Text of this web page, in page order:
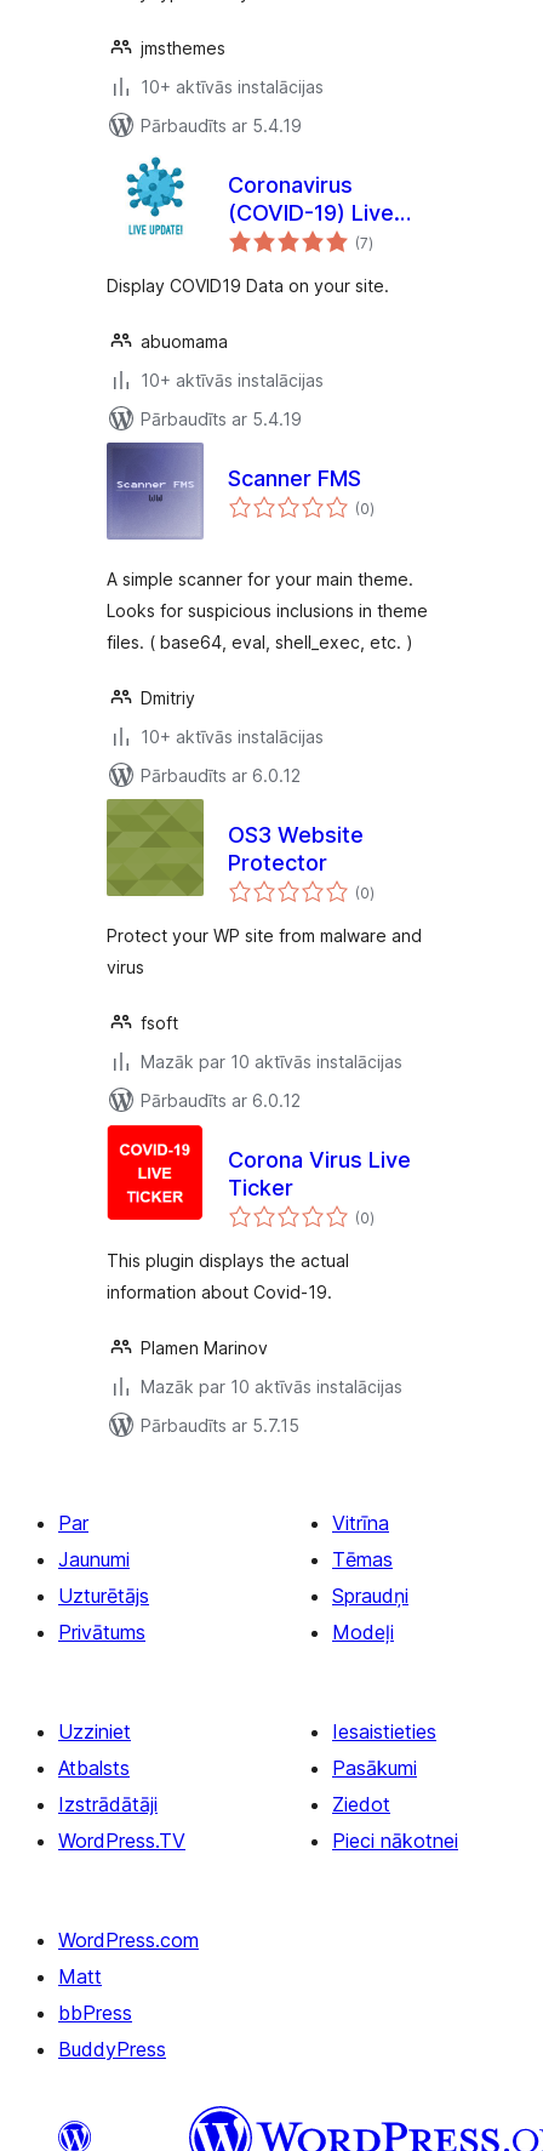
jmsthemes
10+ aktīvās instalācijas
Pārbaudīts ar 5.4.19
Coronavirus
(COVID-19) Live
Update Popup
(7vērtējumu
kopsumma
)
Display COVID19 Data on your site.
abuomama
10+ aktīvās instalācijas
Pārbaudīts ar 5.4.19
Scanner FMS
(0vērtējumu
kopsumma
)
A simple scanner for your main theme.
Looks for suspicious inclusions in theme
files. ( base64, eval, shell_exec, etc. )
Dmitriy
10+ aktīvās instalācijas
Pārbaudīts ar 6.0.12
OS3 Website
Protector
(0vērtējumu
kopsumma
)
Protect your WP site from malware and
virus
fsoft
Mazāk par 10 aktīvās instalācijas
Pārbaudīts ar 6.0.12
Corona Virus Live
Ticker
(0vērtējumu
kopsumma
)
This plugin displays the actual
information about Covid-19.
Plamen Marinov
Mazāk par 10 aktīvās instalācijas
Pārbaudīts ar 5.7.15
Par
Jaunumi
Uzturētājs
Privātums
Vitrīna
Tēmas
Spraudņi
Modeļi
Uzziniet
Atbalsts
Izstrādātāji
WordPress.TV
Iesaistieties
Pasākumi
Ziedot
Pieci nākotnei
WordPress.com
Matt
bbPress
BuddyPress